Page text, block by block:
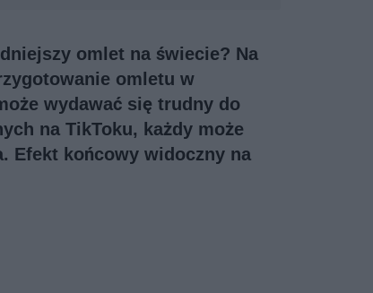
omlet na świecie? Na
omletu w
wydawać się trudny do
na TikToku, każdy może
Efekt końcowy widoczny na